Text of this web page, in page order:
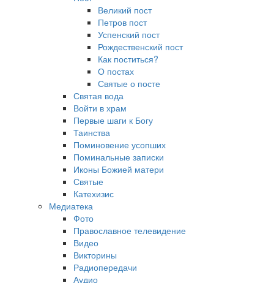
Великий пост
Петров пост
Успенский пост
Рождественский пост
Как поститься?
О постах
Святые о посте
Святая вода
Войти в храм
Первые шаги к Богу
Таинства
Поминовение усопших
Поминальные записки
Иконы Божией матери
Святые
Катехизис
Медиатека
Фото
Православное телевидение
Видео
Викторины
Радиопередачи
Аудио